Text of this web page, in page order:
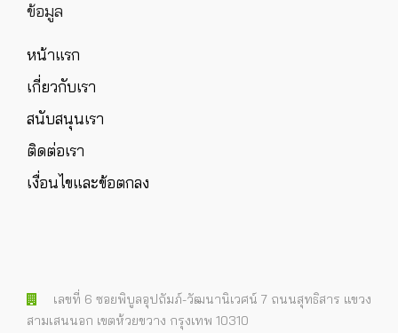
ข้อมูล
หน้าแรก
เกี่ยวกับเรา
สนับสนุนเรา
ติดต่อเรา
เงื่อนไขและข้อตกลง
เลขที่ 6 ซอยพิบูลอุปถัมภ์-วัฒนานิเวศน์ 7 ถนนสุทธิสาร แขวง
สามเสนนอก เขตห้วยขวาง กรุงเทพ 10310